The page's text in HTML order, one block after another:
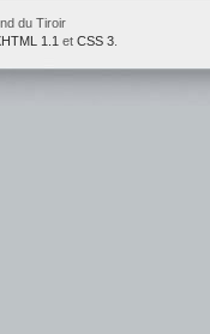
du Tiroir
1.1 et CSS 3